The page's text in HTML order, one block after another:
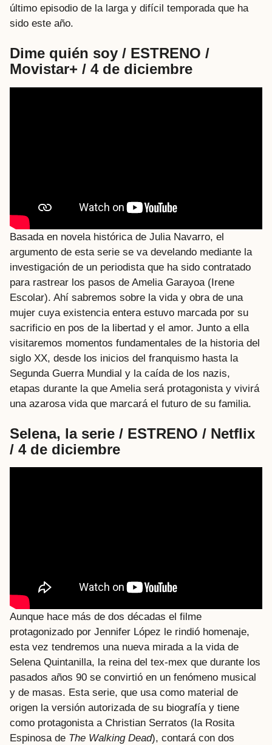
último episodio de la larga y difícil temporada que ha
sido este año.
Dime quién soy / ESTRENO /
Movistar+ / 4 de diciembre
Basada en novela histórica de Julia Navarro, el
argumento de esta serie se va develando mediante la
investigación de un periodista que ha sido contratado
para rastrear los pasos de Amelia Garayoa (Irene
Escolar). Ahí sabremos sobre la vida y obra de una
mujer cuya existencia entera estuvo marcada por su
sacrificio en pos de la libertad y el amor. Junto a ella
visitaremos momentos fundamentales de la historia del
siglo XX, desde los inicios del franquismo hasta la
Segunda Guerra Mundial y la caída de los nazis,
etapas durante la que Amelia será protagonista y vivirá
una azarosa vida que marcará el futuro de su familia.
Selena, la serie / ESTRENO / Netflix
/ 4 de diciembre
Aunque hace más de dos décadas el filme
protagonizado por Jennifer López le rindió homenaje,
esta vez tendremos una nueva mirada a la vida de
Selena Quintanilla, la reina del tex-mex que durante los
pasados años 90 se convirtió en un fenómeno musical
y de masas. Esta serie, que usa como material de
origen la versión autorizada de su biografía y tiene
como protagonista a Christian Serratos (la Rosita
Espinosa de The Walking Dead), contará con dos